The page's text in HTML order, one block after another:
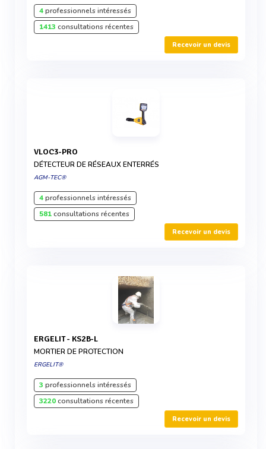
4professionnels intéressés
1413 consultations récentes
Recevoir un devis
VLOC3-PRO
DÉTECTEUR DE RÉSEAUX ENTERRÉS
AGM-TEC®
4professionnels intéressés
581consultations récentes
Recevoir un devis
ERGELIT - KS2B-L
MORTIER DE PROTECTION
ERGELIT®
3 professionnels intéressés
3220consultations récentes
Recevoir un devis